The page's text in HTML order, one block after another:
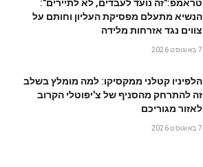
טראמפ:"זה נועד לעבדים, לא לתיירים":
הנשיא מתעלם מפסיקת העליון וחותם על
צווים נגד אזרחות מלידה
7 באוגוסט 2026
הלפיניו קטלני ממקסיקו: למה מומלץ בשלב
זה להתרחק מהסניף של צ'יפוטלי הקרוב
לאזור מגוריכם
7 באוגוסט 2026